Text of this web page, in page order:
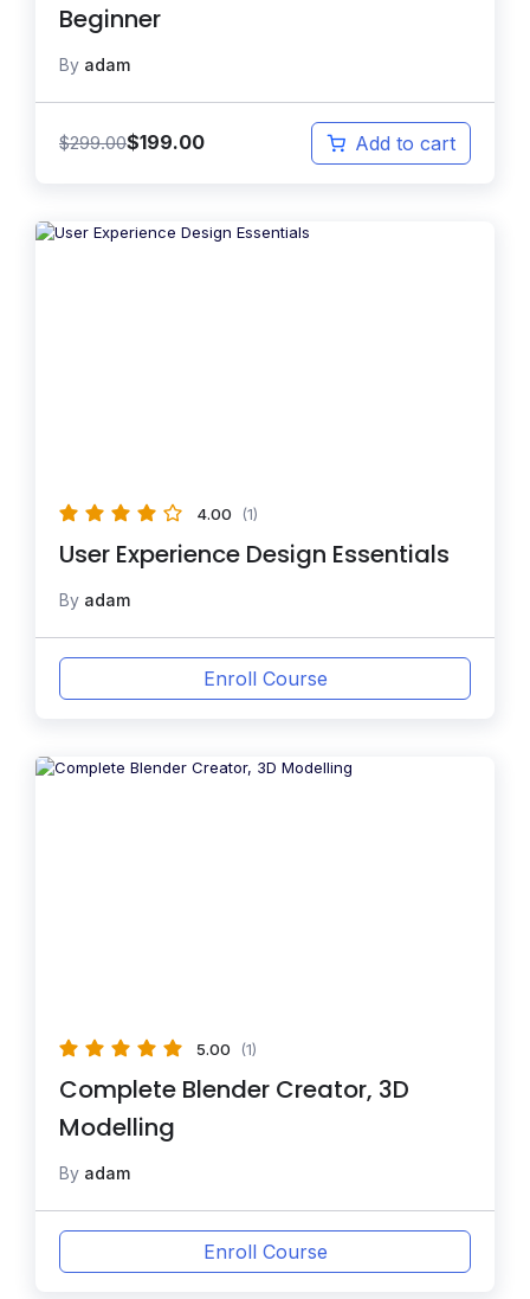
Beginner
By adam
$299.00$199.00 Add to cart
4.00 (1)
User Experience Design Essentials
By adam
Enroll Course
5.00 (1)
Complete Blender Creator, 3D
Modelling
By adam
Enroll Course